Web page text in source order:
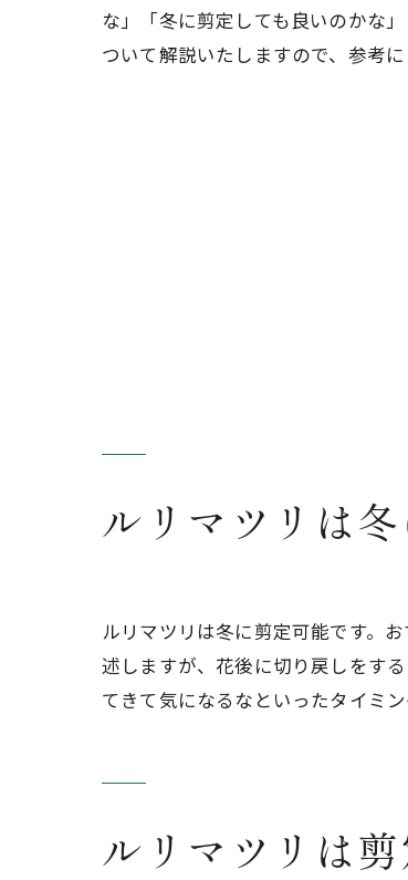
な」「冬に剪定しても良いのかな
ついて解説いたしますので、参考に
ルリマツリは
ルリマツリは冬に剪定可能です。
述しますが、花後に切り戻しをす
てきて気になるなといったタイミ
ルリマツリは